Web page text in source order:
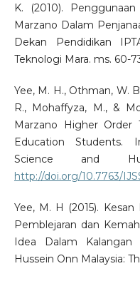
K. (2010).
Marzano Dalam
Dekan Pendidikan
Teknologi Mara. ms. 60-
Yee, M. H., Othman, W.
R., Mohaffyza, M., &
Marzano Higher Order
Education Students.
Science and
http://doi.org/10.7763/
Yee, M. H (2015).
Pemblejaran dan
Idea Dalam Kalangan
Hussein Onn Malaysia: